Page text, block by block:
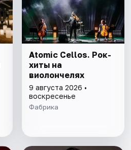
Atomic Cellos. Рок-
хиты на
виолончелях
9 августа 2026 •
воскресенье
Фабрика